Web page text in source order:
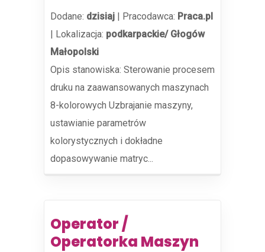
Dodane: dzisiaj | Pracodawca: Praca.pl
| Lokalizacja: podkarpackie/ Głogów
Małopolski
Opis stanowiska: Sterowanie procesem
druku na zaawansowanych maszynach
8-kolorowych Uzbrajanie maszyny,
ustawianie parametrów
kolorystycznych i dokładne
dopasowywanie matryc...
Operator /
Operatorka Maszyn